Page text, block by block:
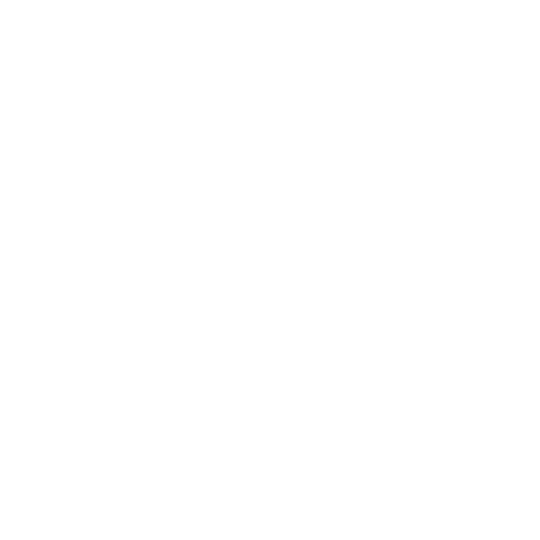
direkt nach derselben Mahlzeit täglich die Variabilität